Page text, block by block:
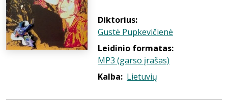
Diktorius:
Gustė Pupkevičienė
Leidinio formatas:
MP3 (garso įrašas)
Kalba: Lietuvių